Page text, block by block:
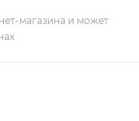
магазина и может